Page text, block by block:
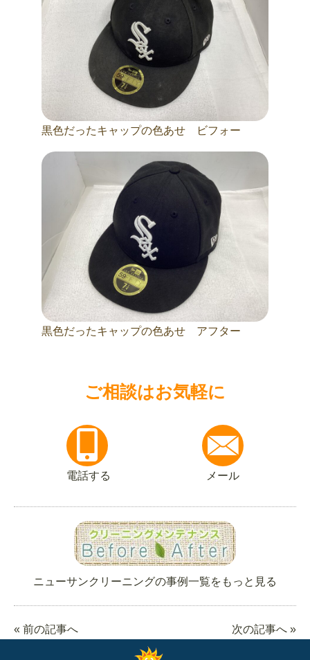
黒色だったキャップの色あせ ビフォー
黒色だったキャップの色あせ アフター
ご相談はお気軽に
電話する メール
ニューサンクリーニングの事例一覧をもっと見る
« 前の記事へ 次の記事へ »